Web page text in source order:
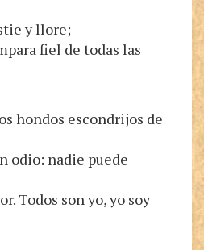
y llore;
fiel de todas las
hondos escondrijos de
odio: nadie puede
Todos son yo, yo soy